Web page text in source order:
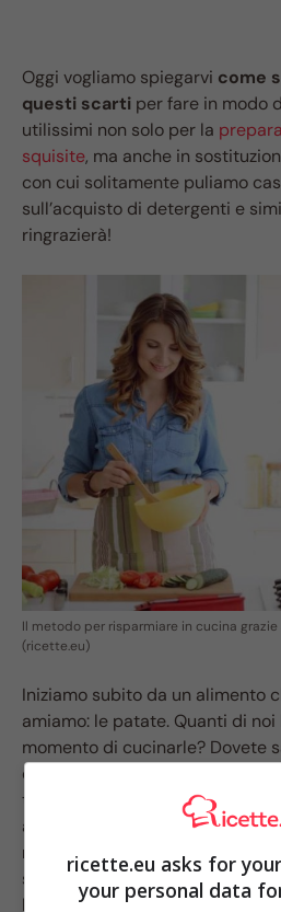
Oggi vogliamo spiegarvi come
questi scarti per fare in modo
utilissimi non solo per la
squisite, ma anche in
con cui solitamente puliamo
sull’acquisto di detergenti e
ringrazierà!
Il metodo per risparmiare in cucina
(ricette.eu)
Iniziamo subito da un alimento
amiamo: le patate. Quanti di
momento di cucinarle? Dovete
diventare uno snack
tostandole in forno, sono
alle padelle e alle pentole
nostri vetri
! E che dire del
spesso di dimenticarlo in frigo
buono da bare. Forse non tutti
ricette.eu asks for
your personal data